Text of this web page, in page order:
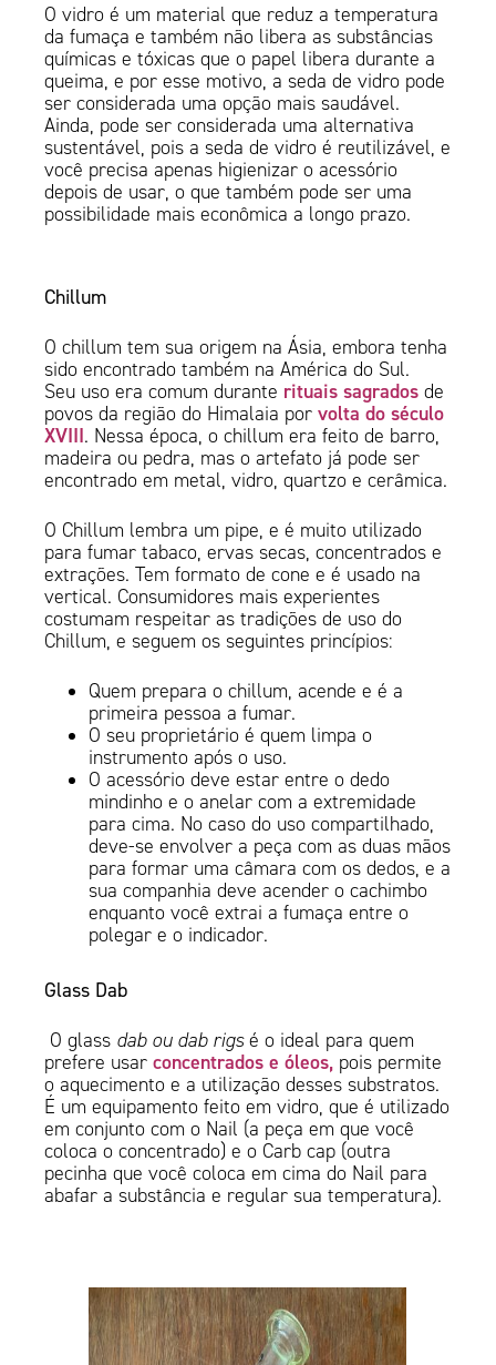
O vidro é um material que reduz a temperatura
da fumaça e também não libera as substâncias
químicas e tóxicas que o papel libera durante a
queima, e por esse motivo, a seda de vidro pode
ser considerada uma opção mais saudável.
Ainda, pode ser considerada uma alternativa
sustentável, pois a seda de vidro é reutilizável, e
você precisa apenas higienizar o acessório
depois de usar, o que também pode ser uma
possibilidade mais econômica a longo prazo.
Chillum
O chillum tem sua origem na Ásia, embora tenha
sido encontrado também na América do Sul.
Seu uso era comum durante rituais sagrados de
povos da região do Himalaia porvolta do século
XVIII. Nessa época, o chillum era feito de barro,
madeira ou pedra, mas o artefato já pode ser
encontrado em metal, vidro, quartzo e cerâmica.
O Chillum lembra um pipe, e é muito utilizado
para fumar tabaco, ervas secas, concentrados e
extrações. Tem formato de cone e é usado na
vertical. Consumidores mais experientes
costumam respeitar as tradições de uso do
Chillum, e seguem os seguintes princípios:
Quem prepara o chillum, acende e é a
primeira pessoa a fumar.
O seu proprietário é quem limpa o
instrumento após o uso.
O acessório deve estar entre o dedo
mindinho e o anelar com a extremidade
para cima. No caso do uso compartilhado,
deve-se envolver a peça com as duas mãos
para formar uma câmara com os dedos, e a
sua companhia deve acender o cachimbo
enquanto você extrai a fumaça entre o
polegar e o indicador.
Glass Dab
O glass dab ou dab rigsé o ideal para quem
prefere usarconcentrados e óleos, pois permite
o aquecimento e a utilização desses substratos.
É um equipamento feito em vidro, que é utilizado
em conjunto com o Nail (a peça em que você
coloca o concentrado) e o Carb cap (outra
pecinha que você coloca em cima do Nail para
abafar a substância e regular sua temperatura).